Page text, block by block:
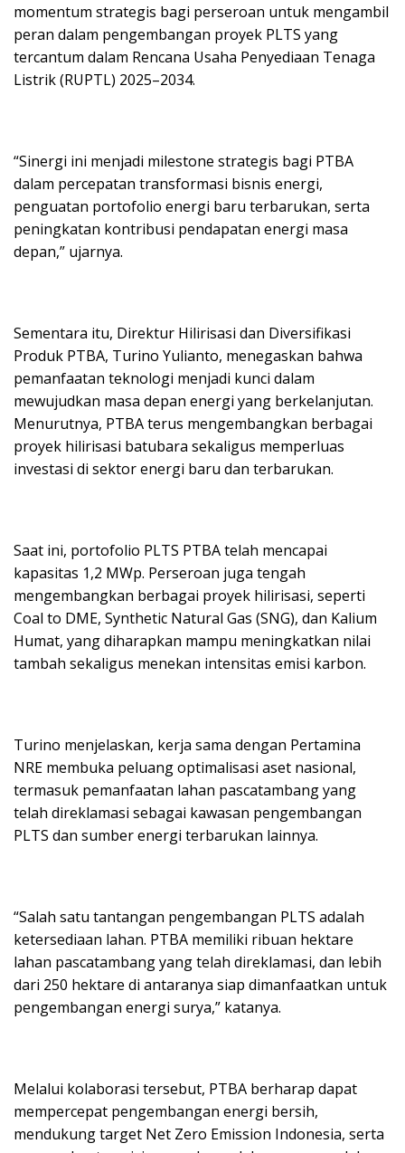
momentum strategis bagi perseroan untuk mengambil
peran dalam pengembangan proyek PLTS yang
tercantum dalam Rencana Usaha Penyediaan Tenaga
Listrik (RUPTL) 2025–2034.
“Sinergi ini menjadi milestone strategis bagi PTBA
dalam percepatan transformasi bisnis energi,
penguatan portofolio energi baru terbarukan, serta
peningkatan kontribusi pendapatan energi masa
depan,” ujarnya.
Sementara itu, Direktur Hilirisasi dan Diversifikasi
Produk PTBA, Turino Yulianto, menegaskan bahwa
pemanfaatan teknologi menjadi kunci dalam
mewujudkan masa depan energi yang berkelanjutan.
Menurutnya, PTBA terus mengembangkan berbagai
proyek hilirisasi batubara sekaligus memperluas
investasi di sektor energi baru dan terbarukan.
Saat ini, portofolio PLTS PTBA telah mencapai
kapasitas 1,2 MWp. Perseroan juga tengah
mengembangkan berbagai proyek hilirisasi, seperti
Coal to DME, Synthetic Natural Gas (SNG), dan Kalium
Humat, yang diharapkan mampu meningkatkan nilai
tambah sekaligus menekan intensitas emisi karbon.
Turino menjelaskan, kerja sama dengan Pertamina
NRE membuka peluang optimalisasi aset nasional,
termasuk pemanfaatan lahan pascatambang yang
telah direklamasi sebagai kawasan pengembangan
PLTS dan sumber energi terbarukan lainnya.
“Salah satu tantangan pengembangan PLTS adalah
ketersediaan lahan. PTBA memiliki ribuan hektare
lahan pascatambang yang telah direklamasi, dan lebih
dari 250 hektare di antaranya siap dimanfaatkan untuk
pengembangan energi surya,” katanya.
Melalui kolaborasi tersebut, PTBA berharap dapat
mempercepat pengembangan energi bersih,
mendukung target Net Zero Emission Indonesia, serta